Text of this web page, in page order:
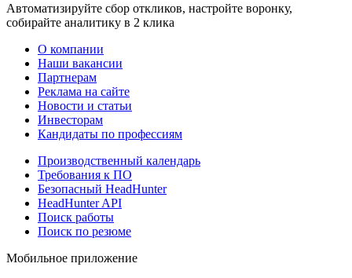
Автоматизируйте сбор откликов, настройте воронку,
собирайте аналитику в 2 клика
О компании
Наши вакансии
Партнерам
Реклама на сайте
Новости и статьи
Инвесторам
Кандидаты по профессиям
Производственный календарь
Требования к ПО
Безопасный HeadHunter
HeadHunter API
Поиск работы
Поиск по резюме
Мобильное приложение